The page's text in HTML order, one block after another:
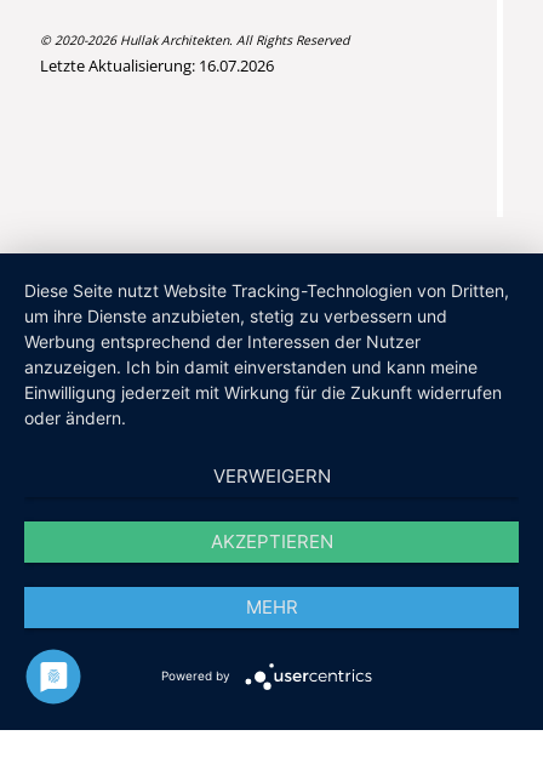
© 2020-2026 Hullak Architekten. All Rights Reserved
Letzte Aktualisierung: 16.07.2026
Diese Seite nutzt Website Tracking-Technologien von Dritten,
um ihre Dienste anzubieten, stetig zu verbessern und
Werbung entsprechend der Interessen der Nutzer
anzuzeigen. Ich bin damit einverstanden und kann meine
Einwilligung jederzeit mit Wirkung für die Zukunft widerrufen
oder ändern.
VERWEIGERN
AKZEPTIEREN
MEHR
Powered by